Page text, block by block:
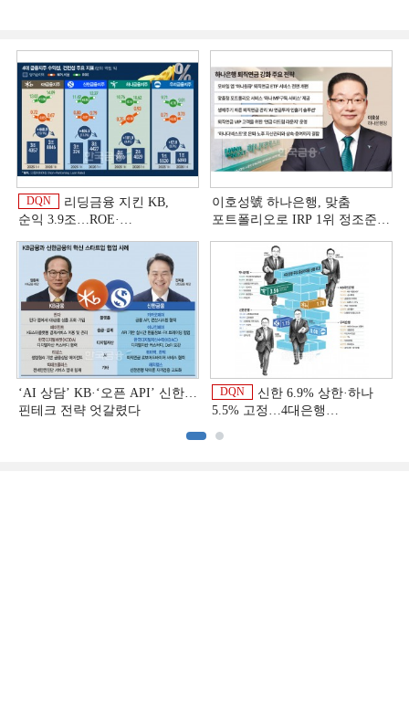
DQN
리딩금융 지킨 KB,
순익 3.9조…ROE·
상반기 금융 리그테이블]
이호성號 하나은행, 맞춤
포트폴리오로 IRP 1위 정조준
‘AI 상담’ KB·‘오픈 API’ 신한…
핀테크 전략 엇갈렸다
DQN
신한 6.9% 상한·하나
5.5% 고정…4대은행